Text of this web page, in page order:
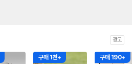
광고
구매 1천+ 구매 190+